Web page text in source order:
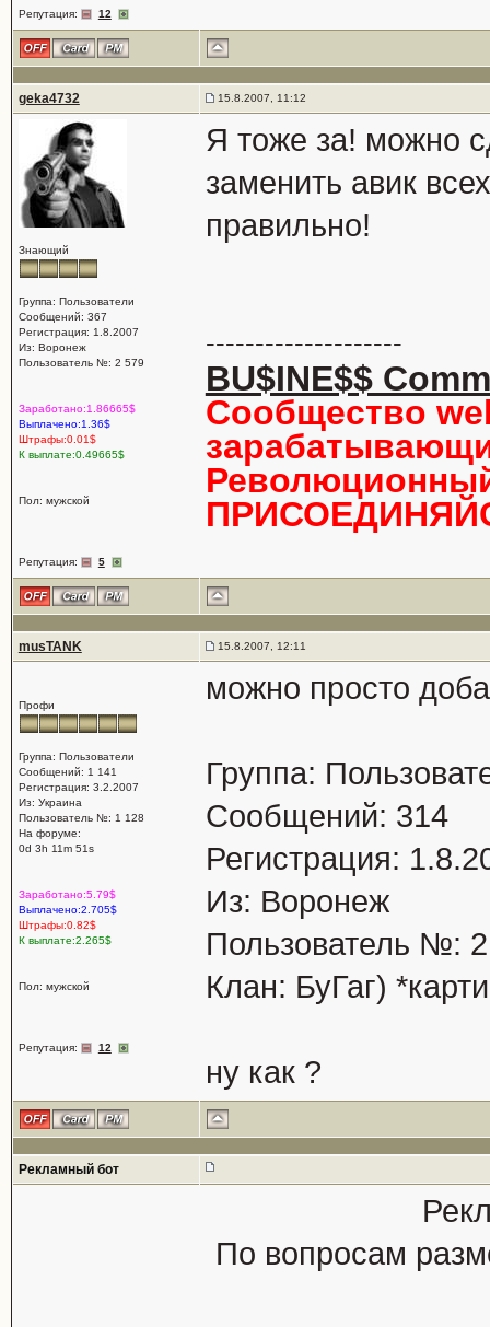
Репутация: 12
geka4732 15.8.2007, 11:12
Знающий
Группа: Пользователи
Сообщений: 367
Регистрация: 1.8.2007
Из: Воронеж
Пользователь №: 2 579
Заработано:1.86665$
Выплачено:1.36$
Штрафы:0.01$
К выплате:0.49665$
Пол: мужской
Репутация: 5
Я тоже за! можно
заменить авик
правильно!
--------------------
BU$INE$$
Сообщество
musTANK 15.8.2007, 12:11
Профи
Группа: Пользователи
Сообщений: 1 141
Регистрация: 3.2.2007
Из: Украина
Пользователь №: 1 128
На форуме:
0d 3h 11m 51s
Заработано:5.79$
Выплачено:2.705$
Штрафы:0.82$
К выплате:2.265$
Пол: мужской
Репутация: 12
можно просто
Группа:
Сообщений: 314
Регистрация:
Из: Воронеж
Пользователь №:
Клан: БуГаг)
ну как ?
Рекламный бот
По вопросам